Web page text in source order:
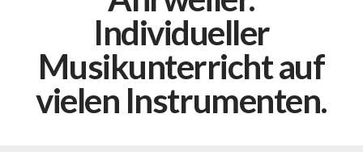
KREIS
AHRWEILER